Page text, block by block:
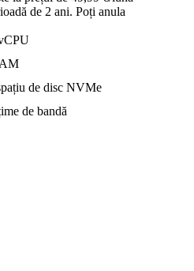
de 2 ani. Poți anula
de disc NVMe
de bandă